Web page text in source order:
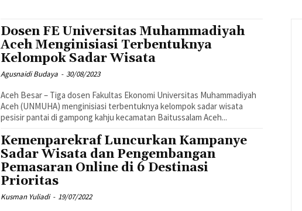
Dosen FE Universitas Muhammadiyah
Aceh Menginisiasi Terbentuknya
Kelompok Sadar Wisata
Agusnaidi Budaya - 30/08/2023
Aceh Besar – Tiga dosen Fakultas Ekonomi Universitas Muhammadiyah
Aceh (UNMUHA) menginisiasi terbentuknya kelompok sadar wisata
pesisir pantai di gampong kahju kecamatan Baitussalam Aceh...
Kemenparekraf Luncurkan Kampanye
Sadar Wisata dan Pengembangan
Pemasaran Online di 6 Destinasi
Prioritas
Kusman Yuliadi - 19/07/2022